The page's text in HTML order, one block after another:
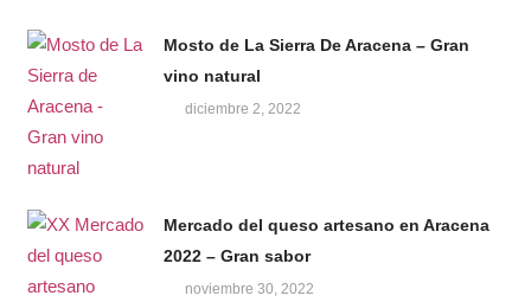
Mosto de La Sierra De Aracena – Gran
vino natural
diciembre 2, 2022
Mercado del queso artesano en Aracena
2022 – Gran sabor
noviembre 30, 2022